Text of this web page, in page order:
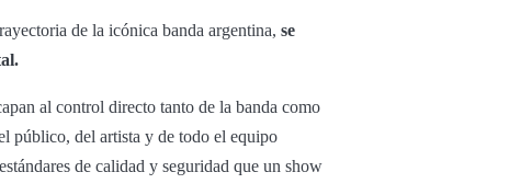
de la icónica banda argentina, se
al control directo tanto de la banda como
público, del artista y de todo el equipo
de calidad y seguridad que un show